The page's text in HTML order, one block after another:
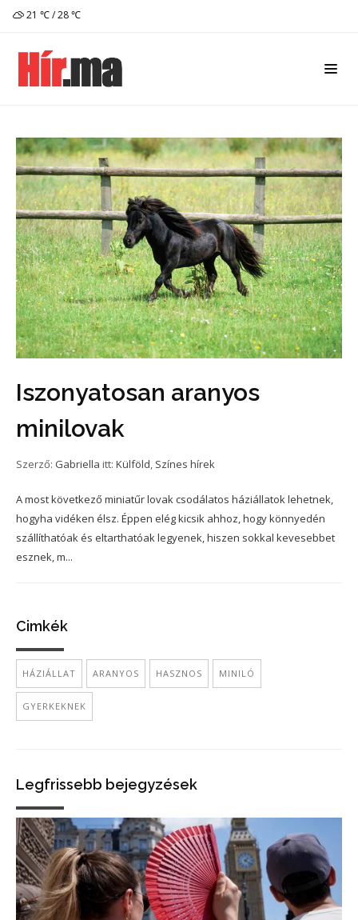
21 ℃ / 28 ℃
Iszonyatosan aranyos
minilovak
Szerző: Gabriella itt: Külföld, Színes hírek
A most következő miniatűr lovak csodálatos háziállatok lehetnek,
hogyha vidéken élsz. Éppen elég kicsik ahhoz, hogy könnyedén
szállíthatóak és eltarthatóak legyenek, hiszen sokkal kevesebbet
esznek, m...
Cimkék
HÁZIÁLLAT ARANYOS HASZNOS MINILÓ
GYERKEKNEK
Legfrissebb bejegyzések